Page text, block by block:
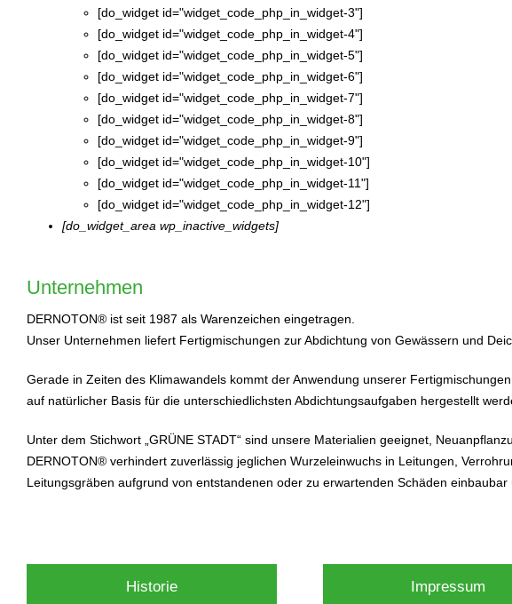
[do_widget id="widget_code_php_in_widget-3"]
[do_widget id="widget_code_php_in_widget-4"]
[do_widget id="widget_code_php_in_widget-5"]
[do_widget id="widget_code_php_in_widget-6"]
[do_widget id="widget_code_php_in_widget-7"]
[do_widget id="widget_code_php_in_widget-8"]
[do_widget id="widget_code_php_in_widget-9"]
[do_widget id="widget_code_php_in_widget-10"]
[do_widget id="widget_code_php_in_widget-11"]
[do_widget id="widget_code_php_in_widget-12"]
[do_widget_area wp_inactive_widgets]
Unternehmen
DERNOTON® ist seit 1987 als Warenzeichen eingetragen.
Unser Unternehmen liefert Fertigmischungen zur Abdichtung von Gewässern und
Gerade in Zeiten des Klimawandels kommt der Anwendung unserer
auf natürlicher Basis für die unterschiedlichsten Abdichtungsaufgaben hergestellt
Unter dem Stichwort „GRÜNE STADT“ sind unsere Materialien geeignet,
DERNOTON® verhindert zuverlässig jeglichen Wurzeleinwuchs in Leitungen,
Leitungsgräben aufgrund von entstandenen oder zu erwartenden Schäden
Historie Impressum